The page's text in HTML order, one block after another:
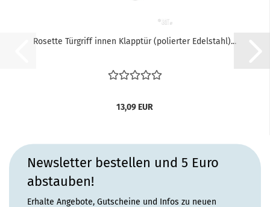
Rosette Türgriff innen Klapptür (polierter Edelstahl)...
13,09 EUR
Newsletter bestellen und 5 Euro
abstauben!
Erhalte Angebote, Gutscheine und Infos zu neuen